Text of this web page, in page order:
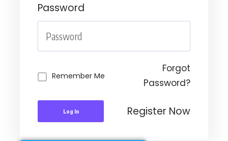
Password
Remember Me
Forgot
Password?
Log In Register Now